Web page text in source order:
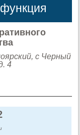
с Черный
4